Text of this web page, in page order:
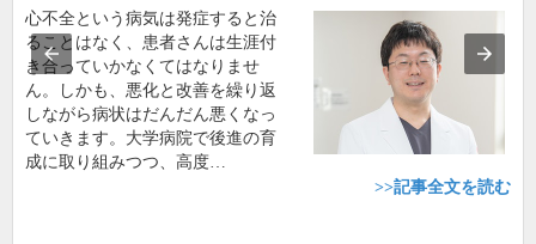
心不全という病気は発症すると治
ることはなく、患者さんは生涯付
き合っていかなくてはなりませ
ん。しかも、悪化と改善を繰り返
しながら病状はだんだん悪くなっ
ていきます。大学病院で後進の育
成に取り組みつつ、高度…
>>記事全文を読む